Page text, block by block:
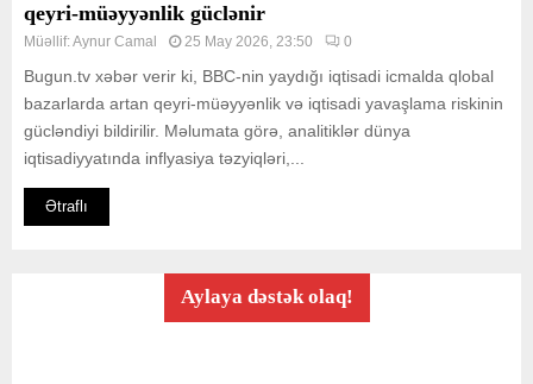
qeyri-müəyyənlik güclənir
Müəllif:Aynur Camal 25 May 2026, 23:50 0
Bugun.tv xəbər verir ki, BBC-nin yaydığı iqtisadi icmalda qlobal
bazarlarda artan qeyri-müəyyənlik və iqtisadi yavaşlama riskinin
gücləndiyi bildirilir. Məlumata görə, analitiklər dünya
iqtisadiyyatında inflyasiya təzyiqləri,...
Ətraflı
Aylaya dəstək olaq!